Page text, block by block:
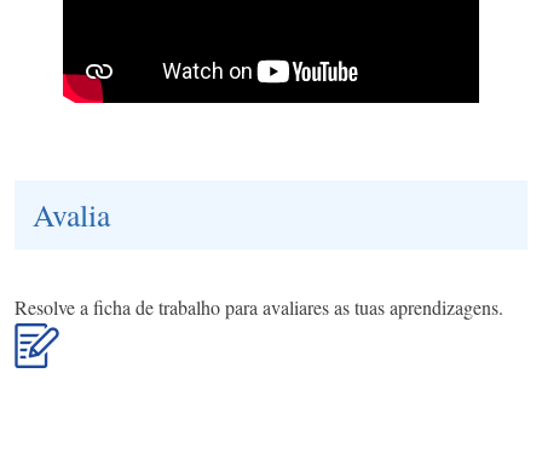
Avalia
Resolve a ficha de trabalho para avaliares as tuas aprendizagens.